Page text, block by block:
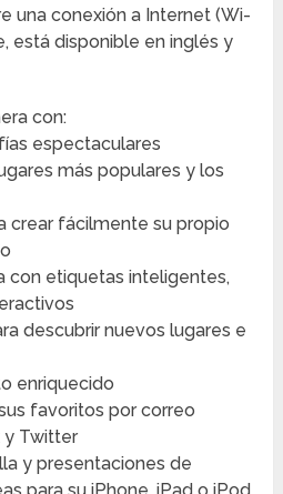
una conexión a Internet (Wi-
está disponible en inglés y
con:
espectaculares
más populares y los
crear fácilmente su propio
con etiquetas inteligentes,
descubrir nuevos lugares e
enriquecido
favoritos por correo
y Twitter
y presentaciones de